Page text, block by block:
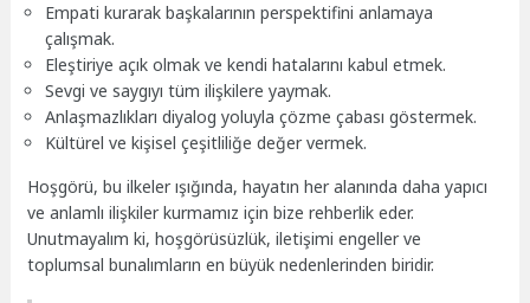
Empati kurarak başkalarının perspektifini anlamaya
çalışmak.
Eleştiriye açık olmak ve kendi hatalarını kabul etmek.
Sevgi ve saygıyı tüm ilişkilere yaymak.
Anlaşmazlıkları diyalog yoluyla çözme çabası göstermek.
Kültürel ve kişisel çeşitliliğe değer vermek.
Hoşgörü, bu ilkeler ışığında, hayatın her alanında daha yapıcı
ve anlamlı ilişkiler kurmamız için bize rehberlik eder.
Unutmayalım ki, hoşgörüsüzlük, iletişimi engeller ve
toplumsal bunalımların en büyük nedenlerinden biridir.